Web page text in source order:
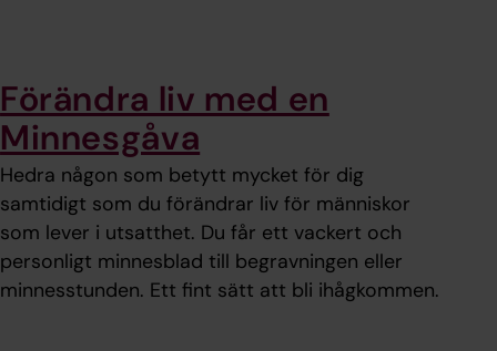
Förändra liv med en
Minnesgåva
Hedra någon som betytt mycket för dig
samtidigt som du förändrar liv för människor
som lever i utsatthet. Du får ett vackert och
personligt minnesblad till begravningen eller
minnesstunden. Ett fint sätt att bli ihågkommen.